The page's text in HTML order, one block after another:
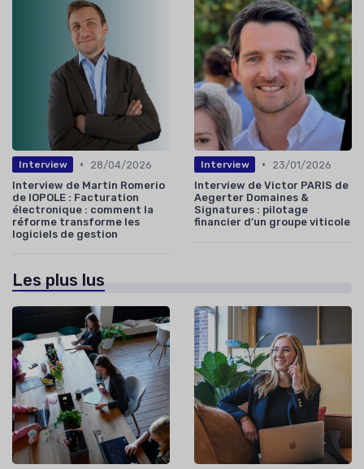
Interview •
28/04/2026
Interview de Martin Romerio
de IOPOLE : Facturation
électronique : comment la
réforme transforme les
logiciels de gestion
Interview •
23/01/2026
Interview de Victor PARIS de
Aegerter Domaines &
Signatures : pilotage
financier d’un groupe viticole
Les plus lus